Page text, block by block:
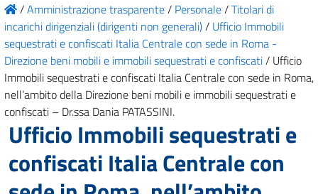
/Amministrazione trasparente/ Personale/Titolari di
incarichi dirigenziali (dirigenti non generali)/ Ufficio Immobili
sequestrati e confiscati Italia Centrale con sede in Roma -
Direzione beni mobili e immobili sequestrati e confiscati/ Ufficio
Immobili sequestrati e confiscati Italia Centrale con sede in Roma,
nell’ambito della Direzione beni mobili e immobili sequestrati e
confiscati – Dr.ssa Dania PATASSINI.
Ufficio Immobili sequestrati e
confiscati Italia Centrale con